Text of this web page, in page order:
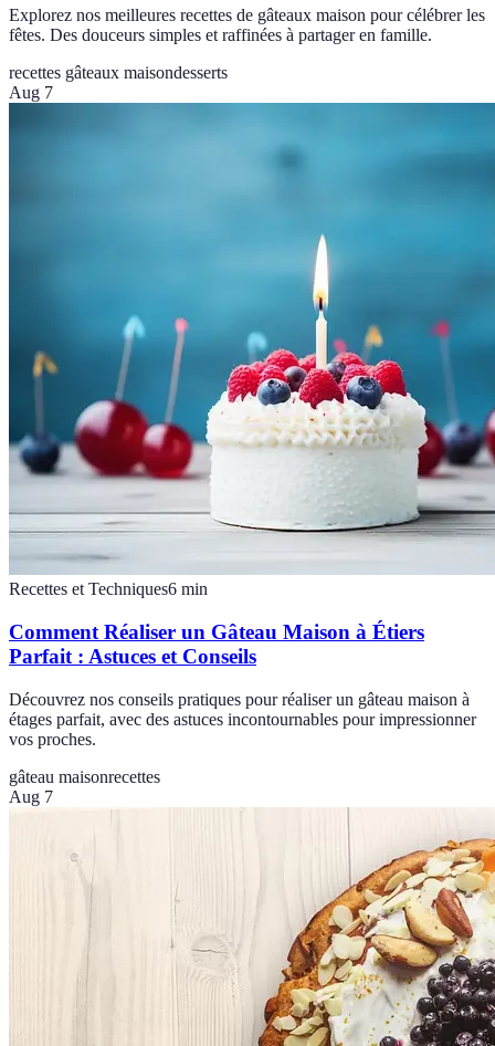
Explorez nos meilleures recettes de gâteaux maison pour célébrer les
fêtes. Des douceurs simples et raffinées à partager en famille.
recettes gâteaux maisondesserts
Aug 7
Recettes et Techniques6 min
Comment Réaliser un Gâteau Maison à Étiers
Parfait : Astuces et Conseils
Découvrez nos conseils pratiques pour réaliser un gâteau maison à
étages parfait, avec des astuces incontournables pour impressionner
vos proches.
gâteau maisonrecettes
Aug 7